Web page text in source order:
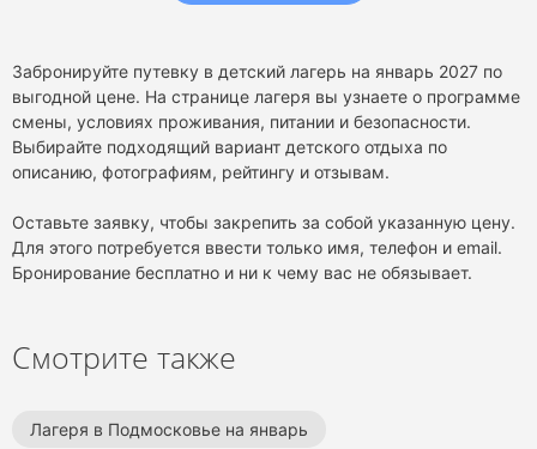
Забронируйте путевку в детский лагерь на январь 2027 по
выгодной цене. На странице лагеря вы узнаете о программе
смены, условиях проживания, питании и безопасности.
Выбирайте подходящий вариант детского отдыха по
описанию, фотографиям, рейтингу и отзывам.
Оставьте заявку, чтобы закрепить за собой указанную цену.
Для этого потребуется ввести только имя, телефон и email.
Бронирование бесплатно и ни к чему вас не обязывает.
Смотрите также
Лагеря в Подмосковье на январь